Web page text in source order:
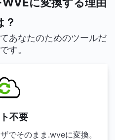
？
あなたのためのツールだ
す。
不要
でそのまま.wveに変換。